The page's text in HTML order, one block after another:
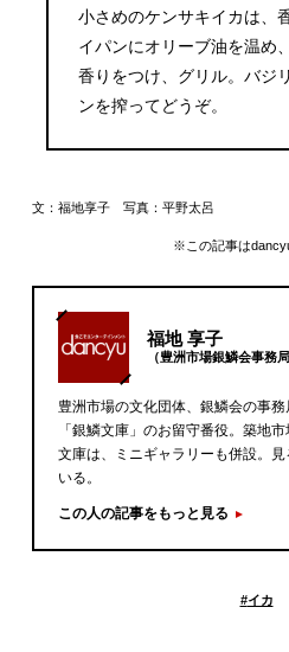
小さめのケンサキイカは、
イパンにオリーブ油を温め
香りをつけ、グリル。バジ
ンを搾ってどうぞ。
文：福地享子 写真：平野太呂
※この記事は
福地 享子
（豊洲市場銀鱗会事務局
豊洲市場の文化団体、銀鱗会の事
「銀鱗文庫」のお留守番役。築地
文庫は、ミニギャラリーも併設。
いる。
この人の記事をもっと見る
#イカ